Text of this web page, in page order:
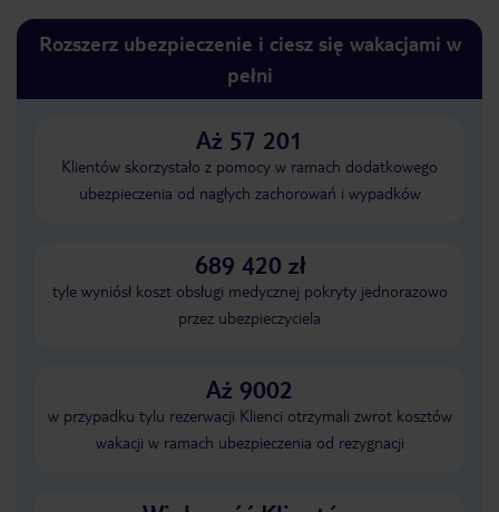
Rozszerz ubezpieczenie i ciesz się wakacjami w
pełni
Aż 57 201
Klientów skorzystało z pomocy w ramach dodatkowego
ubezpieczenia od nagłych zachorowań i wypadków
689 420 zł
tyle wyniósł koszt obsługi medycznej pokryty jednorazowo
przez ubezpieczyciela
Aż 9002
w przypadku tylu rezerwacji Klienci otrzymali zwrot kosztów
wakacji w ramach ubezpieczenia od rezygnacji